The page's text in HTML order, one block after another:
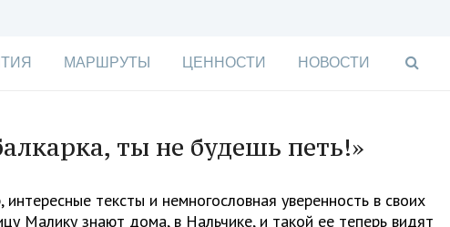
МАРШРУТЫ ЦЕННОСТИ НОВОСТИ
ты не будешь петь!»
тексты и немногословная уверенность в своих
Малику знают дома, в Нальчике, и такой ее теперь видят